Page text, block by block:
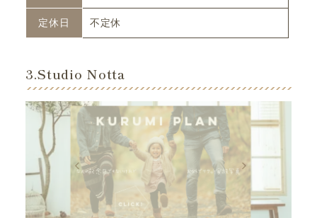
定休日 不定休
3.Studio Notta